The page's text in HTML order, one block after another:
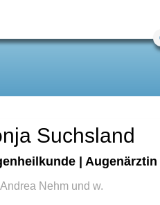
Suchsland
| Augenärztin
Nehm und w.